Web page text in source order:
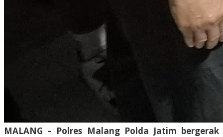
MALANG – Polres Malang Polda Jatim bergerak